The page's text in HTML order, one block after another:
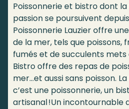
Poissonnerie et bistro dont
passion se poursuivent
Poissonnerie Lauzier offre
de la mer, tels que poissons,
fumés et de succulents mets
Bistro offre des repas de
mer…et aussi sans poisson.
c’est une poissonnerie, un
artisanal !Un incontournable